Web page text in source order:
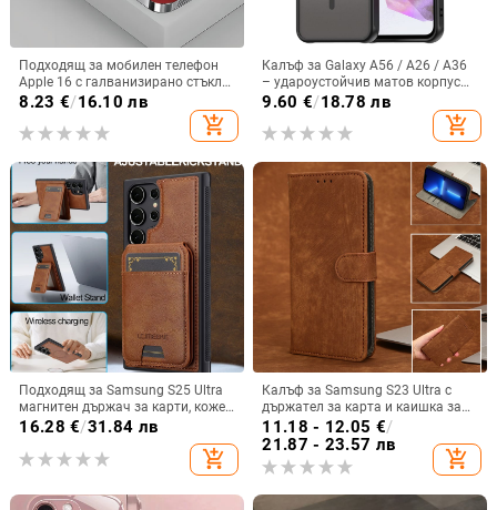
Подходящ за мобилен телефон
Apple 16 с галванизирано стъкло
и ослепителна течаща светлина,
семпъл iPhone 17 Pro, модерен и
лек луксозен 14 Plus.
8.23 €/16.10 лв
add_shopping_cart
Калъф за Galaxy A56 / A26 / A36
– удароустойчив матов корпус
от PC+TPU с текстура на кожа
9.60 €/18.78 лв
add_shopping_cart
Подходящ за Samsung S25 Ultra
магнитен държач за карти, кожен
калъф S24Plus, защитен калъф,
разделен на части, калъф за
мобилен телефон Samsung
16.28 €/31.84 лв
add_shopping_cart
Калъф за Samsung S23 Ultra с
държател за карта и каишка за
през врата
11.18 - 12.05 €/
21.87 - 23.57 лв
add_shopping_cart